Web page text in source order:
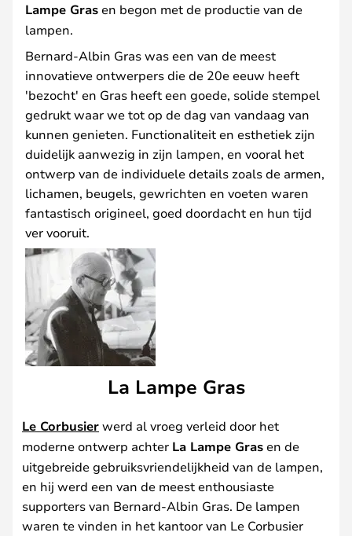
Lampe Grasen begon met de productie van de
lampen.
Bernard-Albin Gras was een van de meest
innovatieve ontwerpers die de 20e eeuw heeft
'bezocht' en Gras heeft een goede, solide stempel
gedrukt waar we tot op de dag van vandaag van
kunnen genieten. Functionaliteit en esthetiek zijn
duidelijk aanwezig in zijn lampen, en vooral het
ontwerp van de individuele details zoals de armen,
lichamen, beugels, gewrichten en voeten waren
fantastisch origineel, goed doordacht en hun tijd
ver vooruit.
La Lampe Gras
Le Corbusierwerd al vroeg verleid door het
moderne ontwerp achter La Lampe Grasen de
uitgebreide gebruiksvriendelijkheid van de lampen,
en hij werd een van de meest enthousiaste
supporters van Bernard-Albin Gras. De lampen
waren te vinden in het kantoor van Le Corbusier